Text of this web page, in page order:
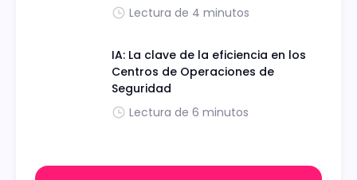
Lectura de 4 minutos
IA: La clave de la eficiencia en los
Centros de Operaciones de
Seguridad
Lectura de 6 minutos